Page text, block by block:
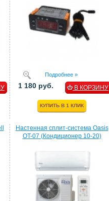
Подробнее »
1 180 руб. В КОРЗИНУ
КУПИТЬ В 1 КЛИК
Настенная сплит-система Oasis
OT-07 (Кондиционер 10-20)